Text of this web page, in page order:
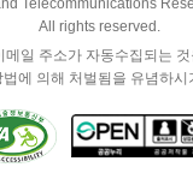
Telecommunications
All rights reserved.
일 주소가 자동수집되는 것
법에 의해 처벌됨을 유념하시